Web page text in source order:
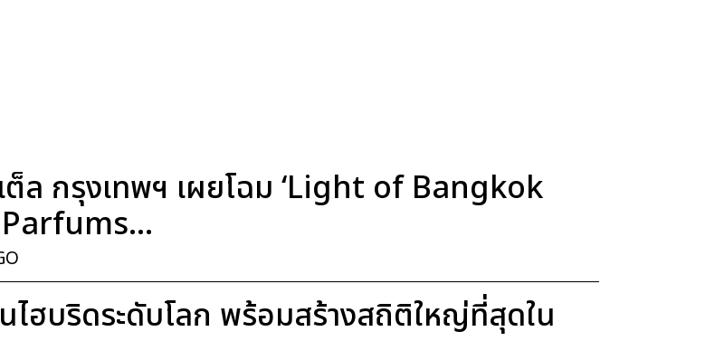
ต็ล กรุงเทพฯ เผยโฉม ‘Light of Bangkok
นไฮบริดระดับโลก พร้อมสร้างสถิติใหญ่ที่สุดใน